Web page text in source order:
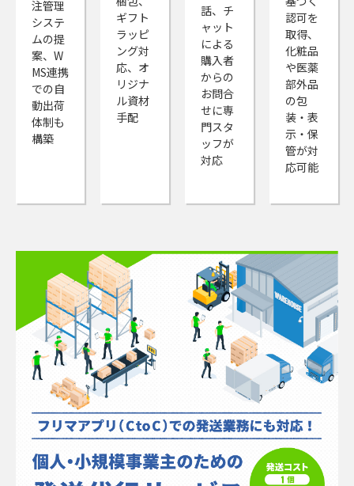
注管理
システ
ムの提
案、W
MS連携
での自
動出荷
体制も
構築
ギフト
ラッピ
ング対
応、オ
リジナ
ル資材
手配
話、チ
ャット
による
購入者
からの
お問合
せに専
門スタ
ッフが
対応
認可を
取得、
化粧品
や医薬
部外品
の包
装・表
示・保
管が対
応可能